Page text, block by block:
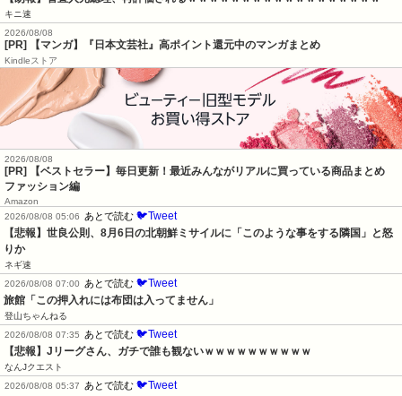
キニ速
2026/08/08
[PR] 【マンガ】『日本文芸社』高ポイント還元中のマンガまとめ
Kindleストア
2026/08/08
[PR] 【ベストセラー】毎日更新！最近みんながリアルに買っている商品まとめ
ファッション編
Amazon
2026/08/08 05:06
あとで読む 🐦Tweet
【悲報】世良公則、8月6日の北朝鮮ミサイルに「このような事をする隣国」と怒
りか
ネギ速
2026/08/08 07:00
あとで読む 🐦Tweet
旅館「この押入れには布団は入ってません」
登山ちゃんねる
2026/08/08 07:35
あとで読む 🐦Tweet
【悲報】Jリーグさん、ガチで誰も観ないｗｗｗｗｗｗｗｗｗｗ
なんJクエスト
2026/08/08 05:37
あとで読む 🐦Tweet